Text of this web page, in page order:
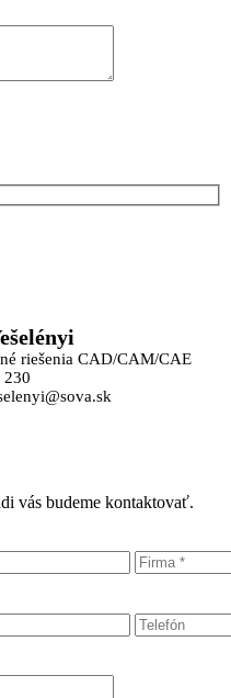
riešenia CAD/CAM/CAE
230
vás budeme kontaktovať.